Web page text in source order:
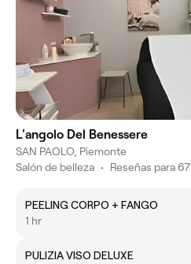
L'angolo Del Benessere
SAN PAOLO, Piemonte
Salón de belleza • Reseñas para 67
PEELING CORPO + FANGO
1 hr
PULIZIA VISO DELUXE